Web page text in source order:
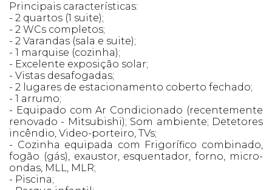
Principais características:
- 2 quartos (1 suite);
- 2 WCs completos;
- 2 Varandas (sala e suite);
- 1 marquise (cozinha);
- Excelente exposição solar;
- Vistas desafogadas;
- 2 lugares de estacionamento coberto fechado;
- 1 arrumo;
- Equipado com Ar Condicionado (recentemente
renovado - Mitsubishi); Som ambiente; Detetores
incêndio, Video-porteiro, TVs;
- Cozinha equipada com Frigorífico combinado,
fogão (gás), exaustor, esquentador, forno, micro-
ondas, MLL, MLR;
- Piscina;